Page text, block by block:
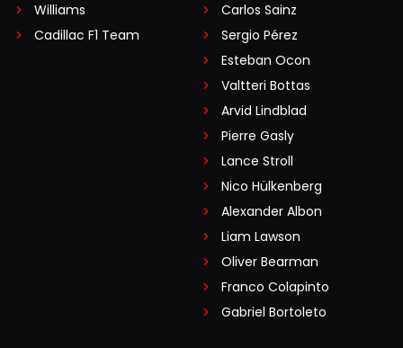
Williams
Cadillac F1 Team
Carlos Sainz
Sergio Pérez
Esteban Ocon
Valtteri Bottas
Arvid Lindblad
Pierre Gasly
Lance Stroll
Nico Hülkenberg
Alexander Albon
Liam Lawson
Oliver Bearman
Franco Colapinto
Gabriel Bortoleto